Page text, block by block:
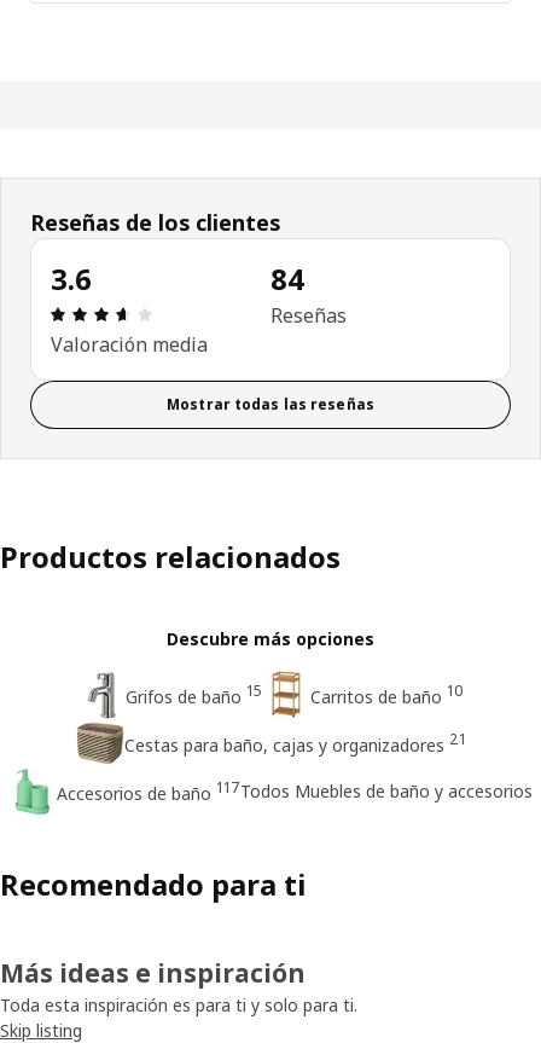
Reseñas de los clientes
3.6
Reseña: 3.6 de 5 estrellas. Revisiones totales: 84
Valoración media
84
Reseñas
Mostrar todas las reseñas
Productos relacionados
Descubre más opciones
Grifos de baño 15 Carritos de baño 10
Cestas para baño, cajas y organizadores 21
Accesorios de baño 117Todos Muebles de baño y accesorios
Recomendado para ti
Más ideas e inspiración
Toda esta inspiración es para ti y solo para ti.
Skip listing